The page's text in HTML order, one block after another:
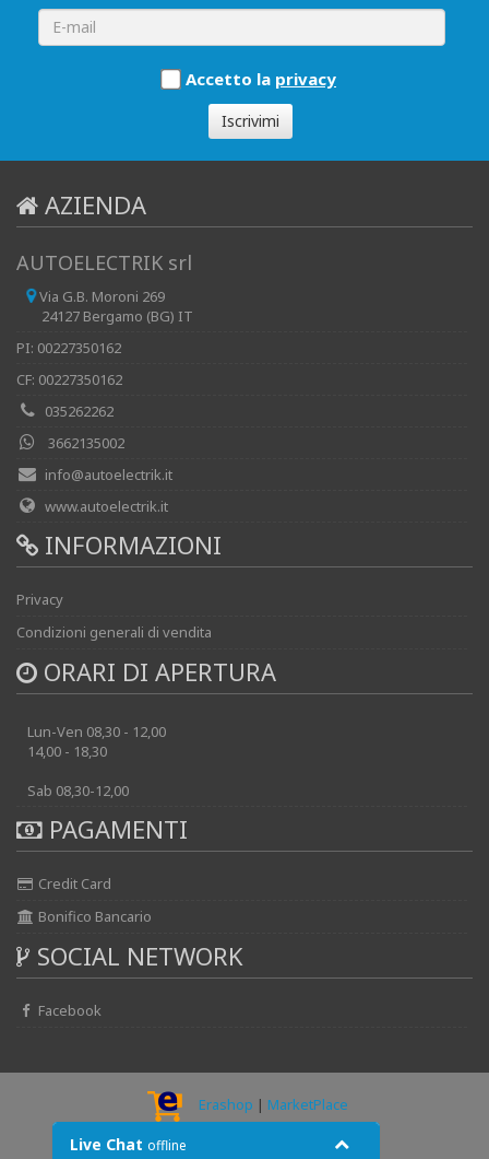
Accetto la privacy
Iscrivimi
AZIENDA
AUTOELECTRIK srl
Via G.B. Moroni 269
24127 Bergamo (BG) IT
PI: 00227350162
CF: 00227350162
035262262
3662135002
info@autoelectrik.it
www.autoelectrik.it
INFORMAZIONI
Privacy
Condizioni generali di vendita
ORARI DI APERTURA
Lun-Ven 08,30 - 12,00
14,00 - 18,30
Sab 08,30-12,00
PAGAMENTI
Credit Card
Bonifico Bancario
SOCIAL NETWORK
Facebook
Erashop | MarketPlace
© 2026 - AUTOELECTRIK srl
Live Chat offline